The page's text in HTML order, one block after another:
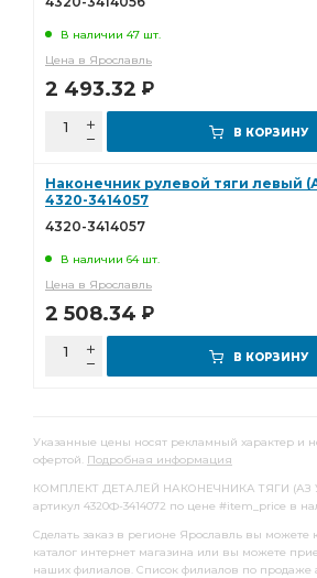
В наличии 47 шт.
Цена в Ярославль
2 493.32 Р
В КОРЗИНУ
Наконечник рулевой тяги левый
4320-3414057
4320-3414057
В наличии 64 шт.
Цена в Ярославль
2 508.34 Р
В КОРЗИНУ
Указанные цены носят рекламный характер и
офертой. Подробная информация
КОМПЛЕКТ ДЕТАЛЕЙ НАКОНЕЧНИКА ТЯГИ (АЗ
артикул 4320Ф-3414072 по цене #item_price в
Сделать заказ в регионе Ярославль вы можете
каталог интернет магазина или вы можете
наших филиалов. Список филиалов по продаже